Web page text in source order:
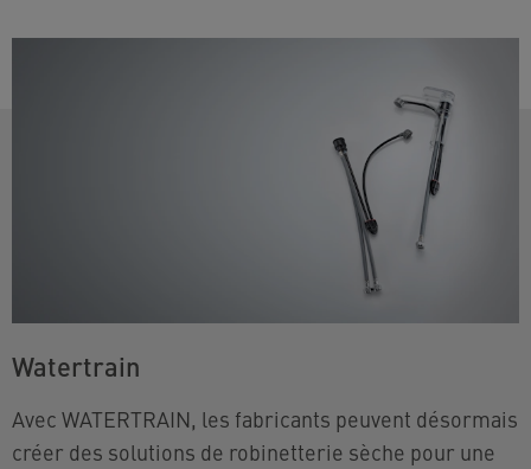
Watertrain
Avec WATERTRAIN, les fabricants peuvent désormais
créer des solutions de robinetterie sèche pour une